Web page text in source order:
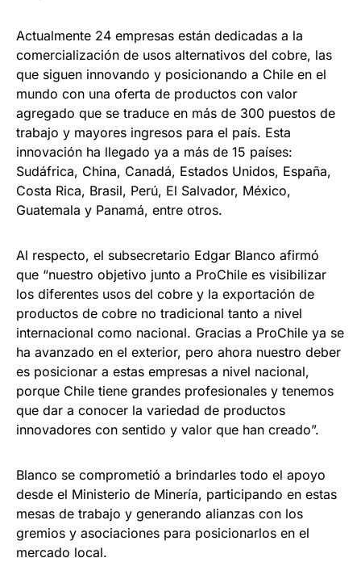
Actualmente 24 empresas están dedicadas a la
comercialización de usos alternativos del cobre, las
que siguen innovando y posicionando a Chile en el
mundo con una oferta de productos con valor
agregado que se traduce en más de 300 puestos de
trabajo y mayores ingresos para el país. Esta
innovación ha llegado ya a más de 15 países:
Sudáfrica, China, Canadá, Estados Unidos, España,
Costa Rica, Brasil, Perú, El Salvador, México,
Guatemala y Panamá, entre otros.
Al respecto, el subsecretario Edgar Blanco afirmó
que “nuestro objetivo junto a ProChile es visibilizar
los diferentes usos del cobre y la exportación de
productos de cobre no tradicional tanto a nivel
internacional como nacional. Gracias a ProChile ya se
ha avanzado en el exterior, pero ahora nuestro deber
es posicionar a estas empresas a nivel nacional,
porque Chile tiene grandes profesionales y tenemos
que dar a conocer la variedad de productos
innovadores con sentido y valor que han creado”.
Blanco se comprometió a brindarles todo el apoyo
desde el Ministerio de Minería, participando en estas
mesas de trabajo y generando alianzas con los
gremios y asociaciones para posicionarlos en el
mercado local.